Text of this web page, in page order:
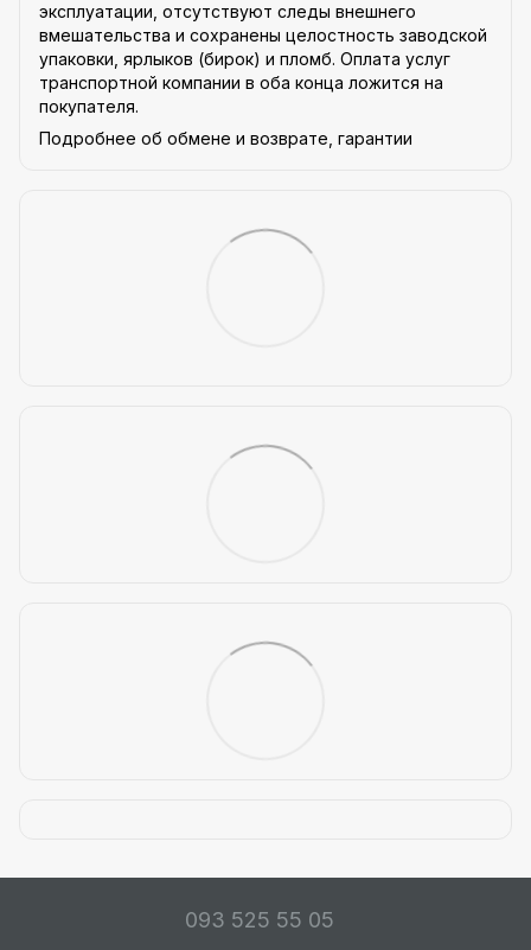
эксплуатации, отсутствуют следы внешнего
вмешательства и сохранены целостность заводской
упаковки, ярлыков (бирок) и пломб. Оплата услуг
транспортной компании в оба конца ложится на
покупателя.
Подробнее об обмене и возврате, гарантии
093 525 55 05